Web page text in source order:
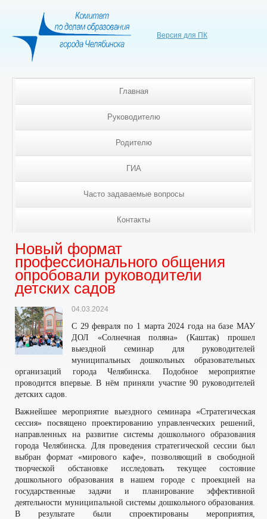
Версия для ПК
Главная
Руководителю
Родителю
ГИА
Часто задаваемые вопросы
Контакты
Новый формат
профессионального общения
опробовали руководители
детских садов
04.03.2024
С 29 февраля по 1 марта 2024 года на базе МАУ
ДОЛ «Солнечная поляна» (Каштак) прошел
выездной семинар для руководителей
муниципальных дошкольных образовательных
организаций города Челябинска. Подобное мероприятие
проводится впервые. В нём приняли участие 90 руководителей
детских садов.
Важнейшее мероприятие выездного семинара «Стратегическая
сессия» посвящено проектированию управленческих решений,
направленных на развитие системы дошкольного образования
города Челябинска. Для проведения стратегической сессии был
выбран формат «мирового кафе», позволяющий в свободной
творческой обстановке исследовать текущее состояние
дошкольного образования в нашем городе с проекцией на
государственные задачи и планирование эффективной
деятельности муниципальной системы дошкольного образования.
В результате были спроектированы мероприятия,